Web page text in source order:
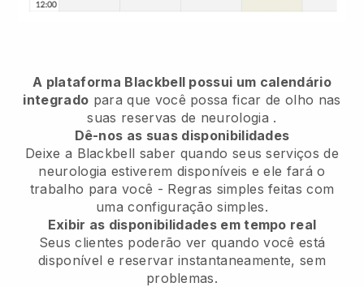
A plataforma Blackbell possui um calendário
integrado para que você possa ficar de olho nas
suas reservas de neurologia .
Dê-nos as suas disponibilidades
Deixe a Blackbell saber quando seus serviços de
neurologia estiverem disponíveis e ele fará o
trabalho para você - Regras simples feitas com
uma configuração simples.
Exibir as disponibilidades em tempo real
Seus clientes poderão ver quando você está
disponível e reservar instantaneamente, sem
problemas.